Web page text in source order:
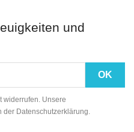
und
widerrufen. Unsere
Datenschutzerklärung.